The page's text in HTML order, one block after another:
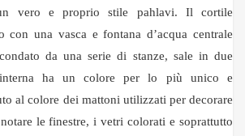
vero e proprio stile pahlavi. Il cortile
con una vasca e fontana d’acqua centrale
da una serie di stanze, sale in due
ha un colore per lo più unico e
al colore dei mattoni utilizzati per decorare
le finestre, i vetri colorati e soprattutto